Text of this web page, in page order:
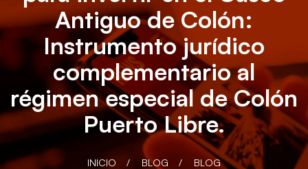
Antiguo de Colón:
Instrumento jurídico
complementario al
régimen especial de Colón
Puerto Libre.
INICIO BLOG
BLOG